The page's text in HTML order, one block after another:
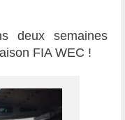
deux semaines
FIA WEC !